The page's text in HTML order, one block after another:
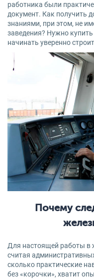
работника были
документ. Как получить
знаниями, при этом, не
заведения? Нужно
начинать уверенно
Почему
Для настоящей работы в
считая
сколько практические
без «корочки», хватит